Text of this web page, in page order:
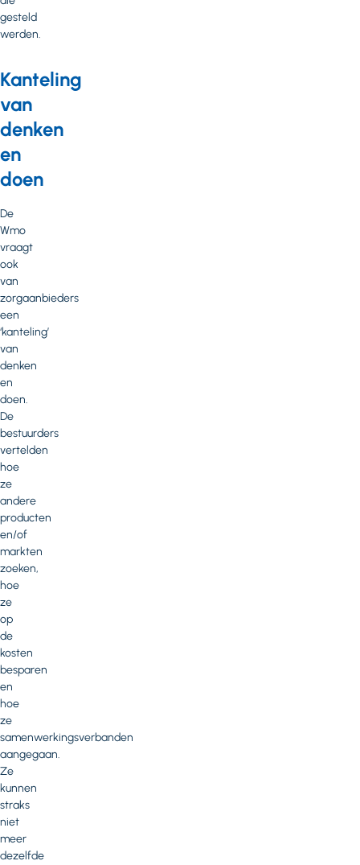
gesteld
werden.
Kanteling
van
denken
en
doen
De
Wmo
vraagt
ook
van
zorgaanbieders
een
‘kanteling’
van
denken
en
doen.
De
bestuurders
vertelden
hoe
ze
andere
producten
en/of
markten
zoeken,
hoe
ze
op
de
kosten
besparen
en
hoe
ze
samenwerkingsverbanden
aangegaan.
Ze
kunnen
straks
niet
meer
dezelfde